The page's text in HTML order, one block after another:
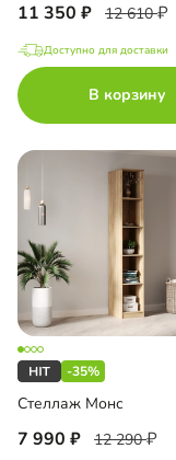
11 350 12 610
Доступно для доставки
В корзину
-35%
Стеллаж Монс
7 990 12 290